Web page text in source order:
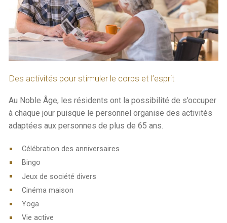
Des activités pour stimuler le corps et l’esprit
Au Noble Âge, les résidents ont la possibilité de s’occuper
à chaque jour puisque le personnel organise des activités
adaptées aux personnes de plus de 65 ans.
Célébration des anniversaires
Bingo
Jeux de société divers
Cinéma maison
Yoga
Vie active